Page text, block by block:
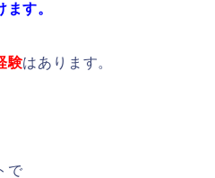
す。
験はあります。
で